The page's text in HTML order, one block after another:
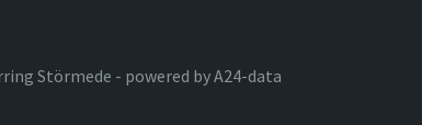
Störmede - powered by A24-data